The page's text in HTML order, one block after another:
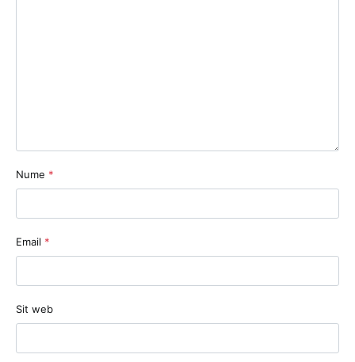
Nume *
Email *
Sit web